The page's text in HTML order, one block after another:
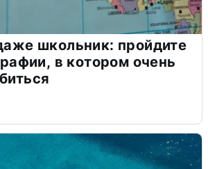
школьник: пройдите
в котором очень